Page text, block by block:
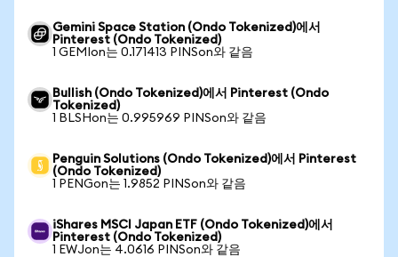
Gemini Space Station (Ondo Tokenized)에서
Pinterest (Ondo Tokenized)
1 GEMIon는 0.171413 PINSon와 같음
Bullish (Ondo Tokenized)에서 Pinterest (Ondo
Tokenized)
1 BLSHon는 0.995969 PINSon와 같음
Penguin Solutions (Ondo Tokenized)에서 Pinterest
(Ondo Tokenized)
1 PENGon는 1.9852 PINSon와 같음
iShares MSCI Japan ETF (Ondo Tokenized)에서
Pinterest (Ondo Tokenized)
1 EWJon는 4.0616 PINSon와 같음